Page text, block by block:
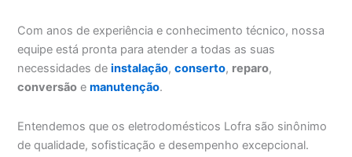
Com anos de experiência e conhecimento técnico, nossa
equipe está pronta para atender a todas as suas
necessidades deinstalação,conserto, reparo,
conversão emanutenção.
Entendemos que os eletrodomésticos Lofra são sinônimo
de qualidade, sofisticação e desempenho excepcional.